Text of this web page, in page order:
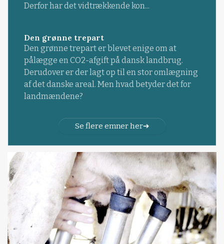
Derfor har det vidtrækkende kon...
Den grønne trepart
Den grønne trepart er blevet enige om at
pålægge en CO2-afgift på dansk landbrug.
Derudover er der lagt op til en stor omlægning
af det danske areal. Men hvad betyder det for
landmændene?
Se flere emner her